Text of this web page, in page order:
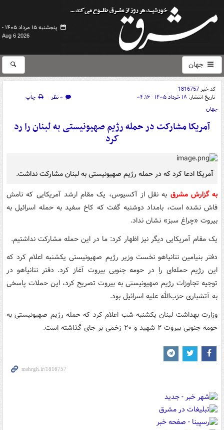
پنجشنبه ۱۵ مرداد ۱۴۰۵ -
Aug 6 2026
جهان
کد خبر1816757
تاریخ انتشار: ۱۸ خرداد ۱۴۰۵ - ۰۴:۱۶ ۰ نظر
چاپ
جهان
آمریکا مشارکت در حمله رژیم صهیونیستی به لبنان را رد
کرد
آمریکا ادعا کرد که در حمله رژیم صهیونیستی به لبنان مشارکت نداشت.
به گزارش مشرق به نقل از آکسیوس، یک مقام ارشد آمریکایی که نامش
فاش نشده است، بامداد دوشنبه گفت که کاخ سفید به حمله اسرائیل به
بیروت «چراغ سبز» نشان نداد.
یک مقام آمریکایی دیگر نیز اظهار کرد: ما در این حمله مشارکت نداشتیم.
دفتر بنیامین نتانیاهو نخست وزیر رژیم صهیونیستی یکشنبه اعلام کرد که
این رژیم حمله‌ای را در حومه جنوبی بیروت آغاز کرد. دفتر نتانیاهو در
توجیه تجاوزات رژیم صهیونیستی به بیروت تصریح کرد، این حملات پاسخی
به آتشباری حزب‌الله علیه اسرائیل بود.
وزارت بهداشت لبنان یکشنبه شب اعلام کرد که حمله رژیم صهیونیستی به
حومه جنوبی بیروت ۲ شهید و ۲۰ زخمی بر جای گذاشته است.